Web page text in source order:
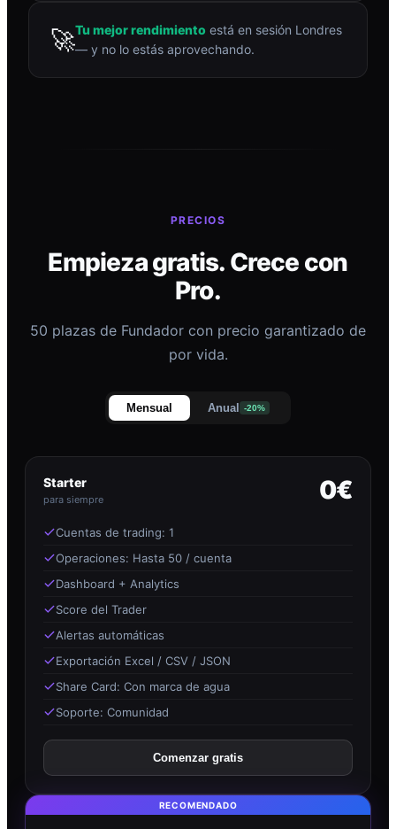
🚀Tu mejor rendimiento está en sesión Londres
— y no lo estás aprovechando.
PRECIOS
Empieza gratis. Crece con
Pro.
50 plazas de Fundador con precio garantizado de
por vida.
Mensual Anual -20%
Starter
para siempre 0€
Cuentas de trading: 1
Operaciones: Hasta 50 / cuenta
Dashboard + Analytics
Score del Trader
Alertas automáticas
Exportación Excel / CSV / JSON
Share Card: Con marca de agua
Soporte: Comunidad
Comenzar gratis
RECOMENDADO